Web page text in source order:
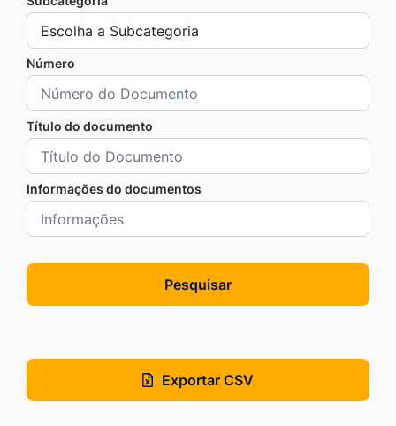
Número
Título do documento
Informações do documentos
Pesquisar
Exportar CSV